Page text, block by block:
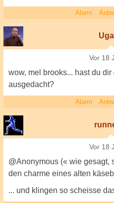
Alarm
Vor 18
wow, mel brooks... hast du
ausgedacht?
Alarm
Vor 18
@Anonymous (« wie gesagt,
den charme eines alten
... und klingen so scheisse